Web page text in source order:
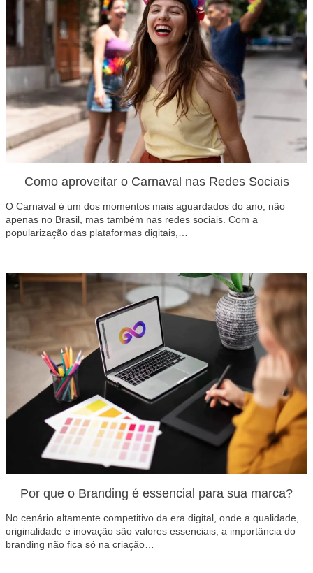
Como aproveitar o Carnaval nas Redes Sociais
O Carnaval é um dos momentos mais aguardados do ano, não
apenas no Brasil, mas também nas redes sociais. Com a
popularização das plataformas digitais,…
Por que o Branding é essencial para sua marca?
No cenário altamente competitivo da era digital, onde a qualidade,
originalidade e inovação são valores essenciais, a importância do
branding não fica só na criação…